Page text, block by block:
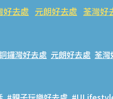
好去處 元朗好去處 荃灣好
鑼灣好去處 元朗好去處 荃灣